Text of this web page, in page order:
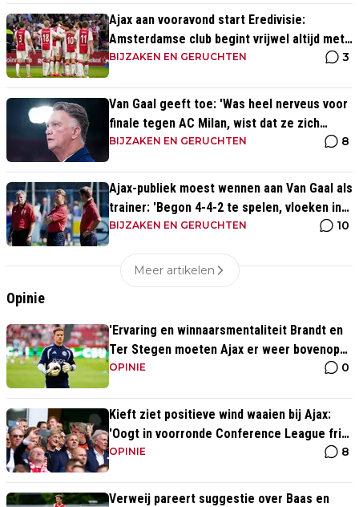
Ajax aan vooravond start Eredivisie:
Amsterdamse club begint vrijwel altijd met
zege
BIJZAKEN EN GERUCHTEN 3
Van Gaal geeft toe: 'Was heel nerveus voor
finale tegen AC Milan, wist dat ze zich
zouden aanpassen'
BIJZAKEN EN GERUCHTEN 8
Ajax-publiek moest wennen aan Van Gaal als
trainer: 'Begon 4-4-2 te spelen, vloeken in
de kerk'
BIJZAKEN EN GERUCHTEN 10
Meer artikelen
Opinie
'Ervaring en winnaarsmentaliteit Brandt en
Ter Stegen moeten Ajax er weer bovenop
helpen'
OPINIE 0
Kieft ziet positieve wind waaien bij Ajax:
'Oogt in voorronde Conference League fris
en energiek'
OPINIE 8
Verweij pareert suggestie over Baas en